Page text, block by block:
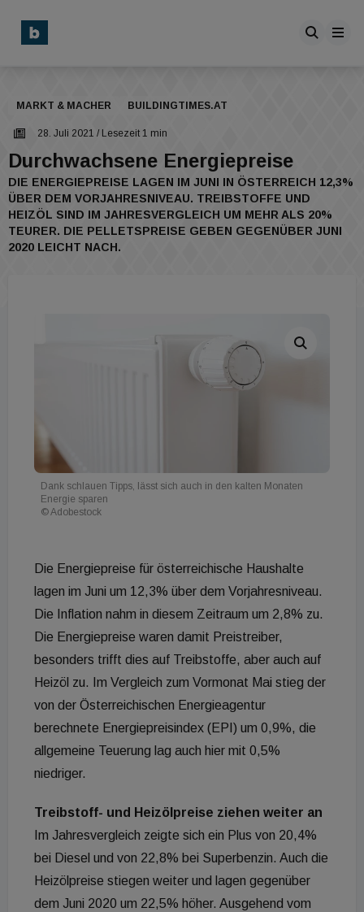
MARKT & MACHER BUILDINGTIMES.AT
28. Juli 2021 / Lesezeit 1 min
Durchwachsene Energiepreise
DIE ENERGIEPREISE LAGEN IM JUNI IN ÖSTERREICH 12,3%
ÜBER DEM VORJAHRESNIVEAU. TREIBSTOFFE UND
HEIZÖL SIND IM JAHRESVERGLEICH UM MEHR ALS 20%
TEURER. DIE PELLETSPREISE GEBEN GEGENÜBER JUNI
2020 LEICHT NACH.
Dank schlauen Tipps, lässt sich auch in den kalten Monaten
Energie sparen
© Adobestock
Die Energiepreise für österreichische Haushalte
lagen im Juni um 12,3% über dem Vorjahresniveau.
Die Inflation nahm in diesem Zeitraum um 2,8% zu.
Die Energiepreise waren damit Preistreiber,
besonders trifft dies auf Treibstoffe, aber auch auf
Heizöl zu. Im Vergleich zum Vormonat Mai stieg der
von der Österreichischen Energieagentur
berechnete Energiepreisindex (EPI) um 0,9%, die
allgemeine Teuerung lag auch hier mit 0,5%
niedriger.
Treibstoff- und Heizölpreise ziehen weiter an
Im Jahresvergleich zeigte sich ein Plus von 20,4%
bei Diesel und von 22,8% bei Superbenzin. Auch die
Heizölpreise stiegen weiter und lagen gegenüber
dem Juni 2020 um 22,5% höher. Ausgehend vom